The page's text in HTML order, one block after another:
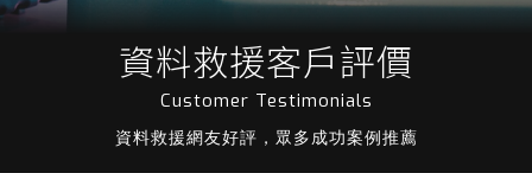
資料救援客戶評價
Customer Testimonials
資料救援網友好評，眾多成功案例推薦